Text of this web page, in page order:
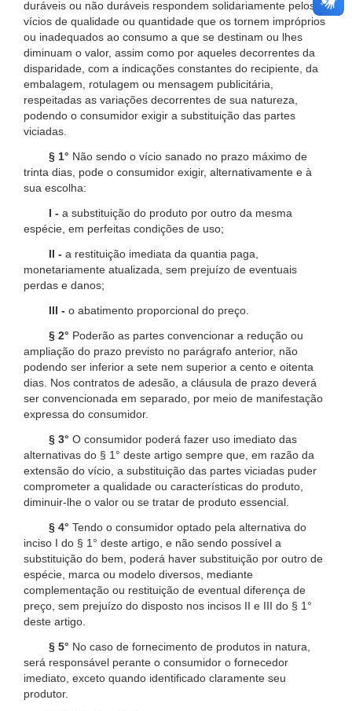
duráveis ou não duráveis respondem solidariamente pelos
vícios de qualidade ou quantidade que os tornem impróprios
ou inadequados ao consumo a que se destinam ou lhes
diminuam o valor, assim como por aqueles decorrentes da
disparidade, com a indicações constantes do recipiente, da
embalagem, rotulagem ou mensagem publicitária,
respeitadas as variações decorrentes de sua natureza,
podendo o consumidor exigir a substituição das partes
viciadas.
§ 1° Não sendo o vício sanado no prazo máximo de
trinta dias, pode o consumidor exigir, alternativamente e à
sua escolha:
I - a substituição do produto por outro da mesma
espécie, em perfeitas condições de uso;
II - a restituição imediata da quantia paga,
monetariamente atualizada, sem prejuízo de eventuais
perdas e danos;
III - o abatimento proporcional do preço.
§ 2° Poderão as partes convencionar a redução ou
ampliação do prazo previsto no parágrafo anterior, não
podendo ser inferior a sete nem superior a cento e oitenta
dias. Nos contratos de adesão, a cláusula de prazo deverá
ser convencionada em separado, por meio de manifestação
expressa do consumidor.
§ 3° O consumidor poderá fazer uso imediato das
alternativas do § 1° deste artigo sempre que, em razão da
extensão do vício, a substituição das partes viciadas puder
comprometer a qualidade ou características do produto,
diminuir-lhe o valor ou se tratar de produto essencial.
§ 4° Tendo o consumidor optado pela alternativa do
inciso I do § 1° deste artigo, e não sendo possível a
substituição do bem, poderá haver substituição por outro de
espécie, marca ou modelo diversos, mediante
complementação ou restituição de eventual diferença de
preço, sem prejuízo do disposto nos incisos II e III do § 1°
deste artigo.
§ 5° No caso de fornecimento de produtos in natura,
será responsável perante o consumidor o fornecedor
imediato, exceto quando identificado claramente seu
produtor.